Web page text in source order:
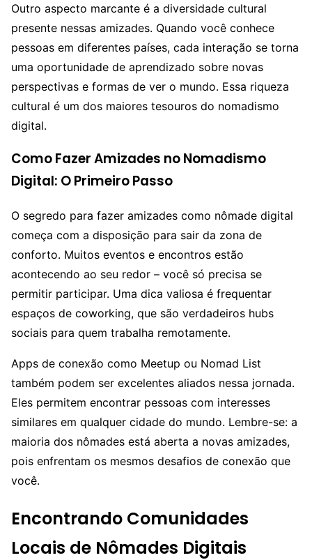
Outro aspecto marcante é a diversidade cultural
presente nessas amizades. Quando você conhece
pessoas em diferentes países, cada interação se torna
uma oportunidade de aprendizado sobre novas
perspectivas e formas de ver o mundo. Essa riqueza
cultural é um dos maiores tesouros do nomadismo
digital.
Como Fazer Amizades no Nomadismo
Digital: O Primeiro Passo
O segredo para fazer amizades como nômade digital
começa com a disposição para sair da zona de
conforto. Muitos eventos e encontros estão
acontecendo ao seu redor – você só precisa se
permitir participar. Uma dica valiosa é frequentar
espaços de coworking, que são verdadeiros hubs
sociais para quem trabalha remotamente.
Apps de conexão como Meetup ou Nomad List
também podem ser excelentes aliados nessa jornada.
Eles permitem encontrar pessoas com interesses
similares em qualquer cidade do mundo. Lembre-se: a
maioria dos nômades está aberta a novas amizades,
pois enfrentam os mesmos desafios de conexão que
você.
Encontrando Comunidades
Locais de Nômades Digitais